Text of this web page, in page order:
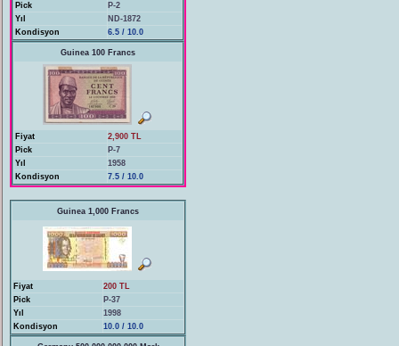
Pick
P-2
Yıl
ND-1872
Kondisyon
6.5 / 10.0
Guinea 100 Francs
Fiyat
2,900 TL
Pick
P-7
Yıl
1958
Kondisyon
7.5 / 10.0
Guinea 1,000 Francs
Fiyat
200 TL
Pick
P-37
Yıl
1998
Kondisyon
10.0 / 10.0